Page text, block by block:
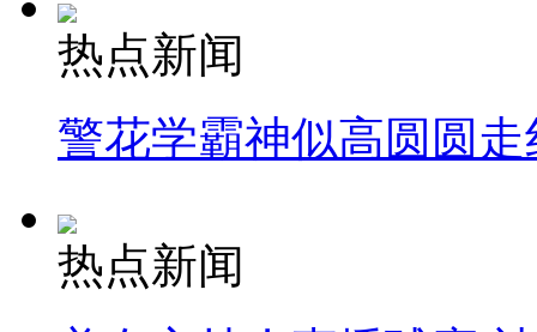
热点新闻
警花学霸神似高圆圆走
热点新闻